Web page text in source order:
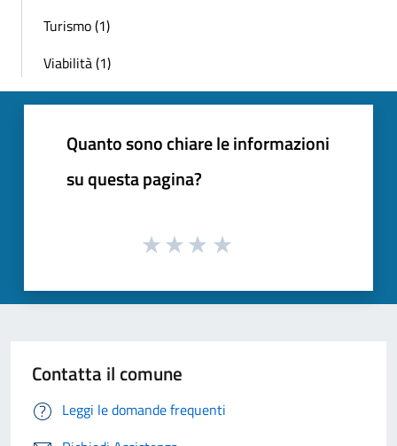
Turismo (1)
Viabilità (1)
Quanto sono chiare le informazioni
su questa pagina?
Contatta il comune
Leggi le domande frequenti